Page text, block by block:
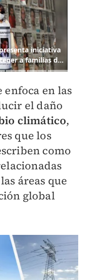
enfoca en las
el daño
climático,
que los
como
áreas que
global